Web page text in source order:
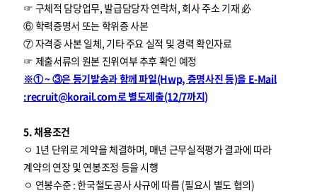
☞ 구체적 담당업무, 발급담당자 연락처, 회사 주소 기재 必
⑥ 학력증명서 또는 학위증 사본
⑦ 자격증 사본 일체, 기타 주요 실적 및 경력 확인자료
☞ 제출서류의 원본 진위여부 추후 확인 예정
※① ~ ③은 등기발송과 함께 파일(Hwp, 증명사진 등)을 E-Mail
:recruit@korail.com로 별도제출(12/7까지)
5. 채용조건
ㅇ 1년 단위로 계약을 체결하며, 매년 근무실적평가 결과에 따라
계약의 연장 및 연봉조정 등을 시행
ㅇ 연봉수준 : 한국철도공사 사규에 따름 (필요시 별도 협의)